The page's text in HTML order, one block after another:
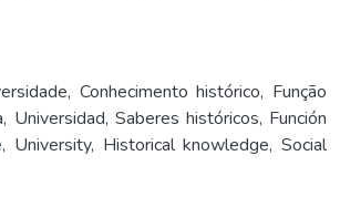
, Conhecimento histórico, Função
, Universidad, Saberes históricos, Función
, University, Historical knowledge,Social